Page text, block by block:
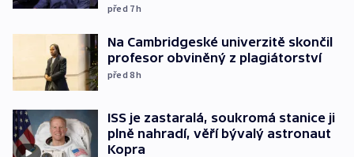
před 7h
Na Cambridgeské univerzitě skončil
profesor obviněný z plagiátorství
před 8h
ISS je zastaralá, soukromá stanice ji
plně nahradí, věří bývalý astronaut
Kopra